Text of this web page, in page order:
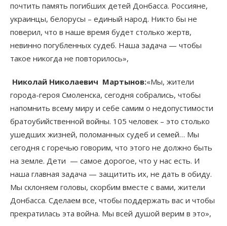
почтить память погибших детей Донбасса. Россияне,
украинцы, белорусы – единый народ. Никто бы не
поверил, что в наше время будет столько жертв,
невинно погубленных судеб. Наша задача — чтобы
такое никогда не повторилось»,
Николай Николаевич Мартынов:«Мы, жители
города-героя Смоленска, сегодня собрались, чтобы
напомнить всему миру и себе самим о недопустимости
братоубийственной войны. 105 человек – это столько
ушедших жизней, поломанных судеб и семей… Мы
сегодня с горечью говорим, что этого не должно быть
на земле. Дети — самое дорогое, что у нас есть. И
наша главная задача — защитить их, не дать в обиду.
Мы склоняем головы, скорбим вместе с вами, жители
Донбасса. Сделаем все, чтобы поддержать вас и чтобы
прекратилась эта война. Мы всей душой верим в это»,